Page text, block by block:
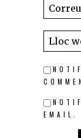
EMAIL.